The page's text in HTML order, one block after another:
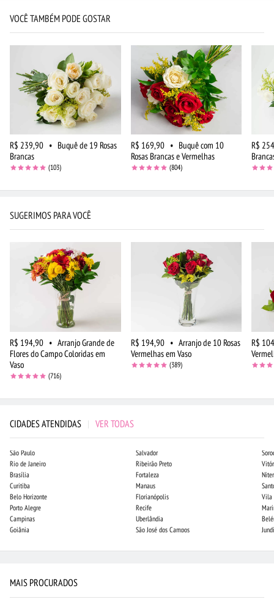
VOCÊ TAMBÉM PODE GOSTAR
R$ 239,90 • Buquê de 19 Rosas
Brancas
(103)
R$ 169,90 • Buquê com 10
Rosas Brancas e Vermelhas
(804)
R$
SUGERIMOS PARA VOCÊ
R$ 194,90 • Arranjo Grande de
Flores do Campo Coloridas em
Vaso
(716)
R$ 194,90 • Arranjo de 10 Rosas
Vermelhas em Vaso
(389)
R$
CIDADES ATENDIDAS | VER TODAS
São Paulo
Rio de Janeiro
Brasília
Curitiba
Belo Horizonte
Porto Alegre
Campinas
Goiânia
Salvador
Ribeirão Preto
Fortaleza
Manaus
Florianópolis
Recife
Uberlândia
São José dos Campos
Vila
MAIS PROCURADOS